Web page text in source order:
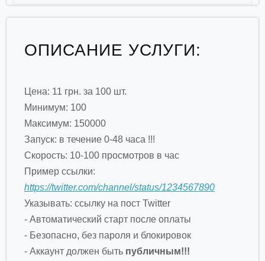
ОПИСАНИЕ УСЛУГИ:
Цена: 11 грн. за 100 шт.
Минимум: 100
Максимум: 150000
Запуск: в течение 0-48 часа !!!
Скорость: 10-100 просмотров в час
Пример ссылки:
https://twitter.com/channel/status/1234567890
Указывать: ссылку на пост Twitter
- Автоматический старт после оплаты
- Безопасно, без пароля и блокировок
- Аккаунт должен быть публичным!!!